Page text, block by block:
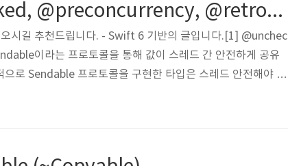
[Swift] @unchecked, @preconcurrency, @retroactive
시길 추천드립니다. - Swift 6 기반의 글입니다.[1] @unchec
이라는 프로토콜을 통해 값이 스레드 간 안전하게 공유
으로 Sendable 프로토콜을 구현한 타입은 스레드 안전해야 합
면 이 안전성 검사를 생략하고 강제로 Sendable을 준수하